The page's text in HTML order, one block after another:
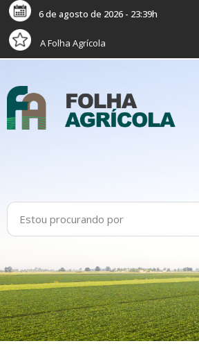
6 de agosto de 2026 - 23:39h
A Folha Agrícola